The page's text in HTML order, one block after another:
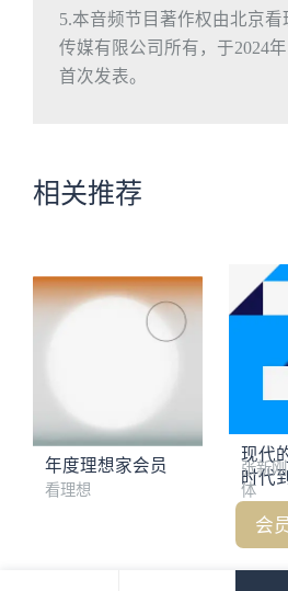
会
5.本音频节目著作权由北京看
传媒有限公司所有，于2024年
首次发表。
相关推荐
年度理想家会员
看理想
现代
时代
张新
体
刘擎：认清自己在秩序中的位置，做